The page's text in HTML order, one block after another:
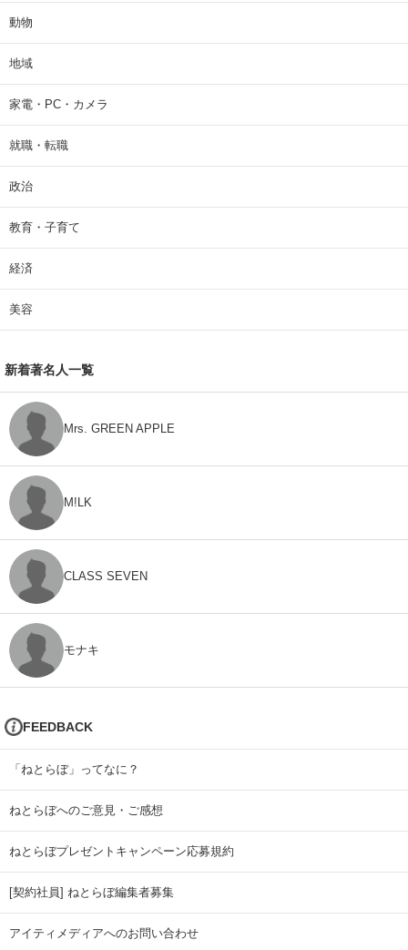
動物
地域
家電・PC・カメラ
就職・転職
政治
教育・子育て
経済
美容
新着著名人一覧
Mrs. GREEN APPLE
M!LK
CLASS SEVEN
モナキ
FEEDBACK
「ねとらぼ」ってなに？
ねとらぼへのご意見・ご感想
ねとらぼプレゼントキャンペーン応募規約
[契約社員] ねとらぼ編集者募集
アイティメディアへのお問い合わせ